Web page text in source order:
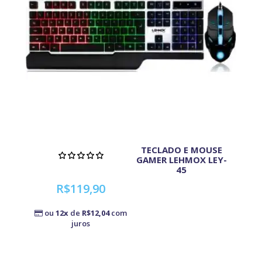
TECLADO E MOUSE
GAMER LEHMOX LEY-
45
R$119,90
ou 12x de R$12,04com
juros